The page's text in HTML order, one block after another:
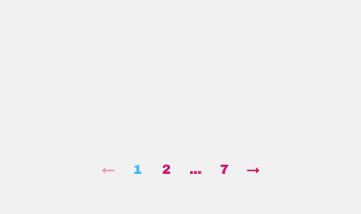
← 1 2 ... 7 →